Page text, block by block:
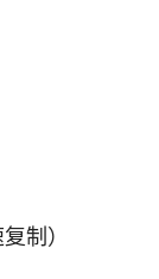
制）